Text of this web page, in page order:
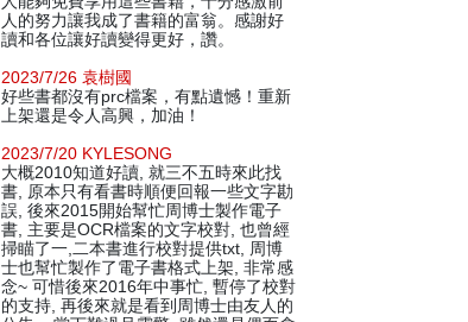
人的努力讓我成了書籍的富翁。感謝好
讀和各位讓好讀變得更好，讚。
2023/7/26 袁樹國
好些書都沒有prc檔案，有點遺憾！重新
上架還是令人高興，加油！
2023/7/20 KYLESONG
大概2010知道好讀, 就三不五時來此找
書, 原本只有看書時順便回報一些文字勘
誤, 後來2015開始幫忙周博士製作電子
書, 主要是OCR檔案的文字校對, 也曾經
掃瞄了一,二本書進行校對提供txt, 周博
士也幫忙製作了電子書格式上架, 非常感
念~ 可惜後來2016年中事忙, 暫停了校對
的支持, 再後來就是看到周博士由友人的